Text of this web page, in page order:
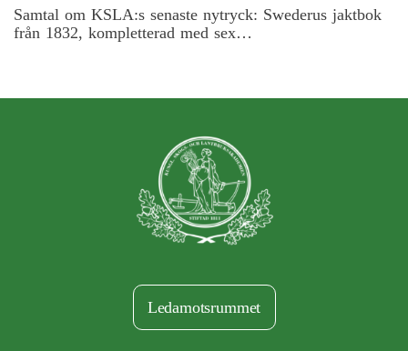
Samtal om KSLA:s senaste nytryck: Swederus jaktbok
från 1832, kompletterad med sex…
Ledamotsrummet